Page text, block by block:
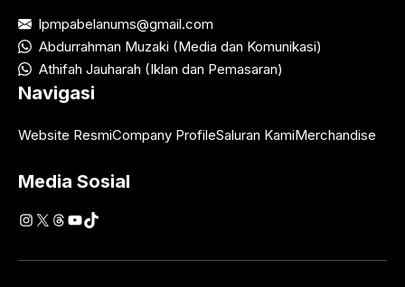
lpmpabelanums@gmail.com
Abdurrahman Muzaki (Media dan Komunikasi)
Athifah Jauharah (Iklan dan Pemasaran)
Navigasi
Website ResmiCompany ProfileSaluran KamiMerchandise
Media Sosial
Instagram
X Threads
YouTube
TikTok